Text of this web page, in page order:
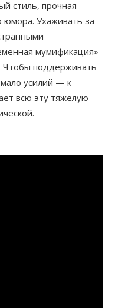
стиль, прочная
юмора. Ухаживать за
мумификация»
Чтобы поддерживать
усилий — к
всю эту тяжелую